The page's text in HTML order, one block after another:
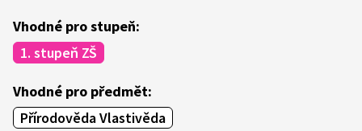
Vhodné pro stupeň:
1. stupeň ZŠ
Vhodné pro předmět:
Přírodověda Vlastivěda